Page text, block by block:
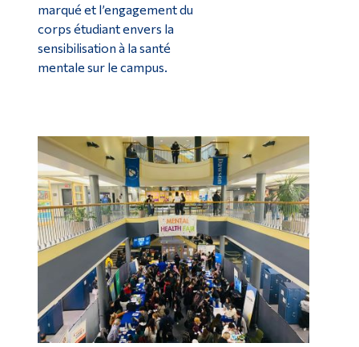
marqué et l’engagement du
corps étudiant envers la
sensibilisation à la santé
mentale sur le campus.